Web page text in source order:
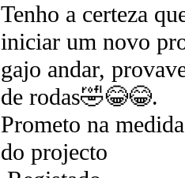
Tenho a certeza
iniciar um novo
gajo andar,
de rodas🤣😂😂.
Prometo na
do projecto